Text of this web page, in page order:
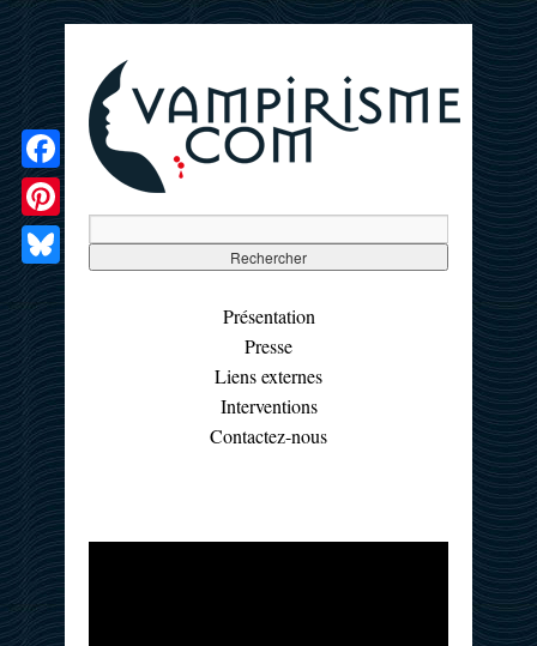
Présentation
Presse
Liens externes
Interventions
Contactez-nous
Facebook
Pinterest
Bluesky